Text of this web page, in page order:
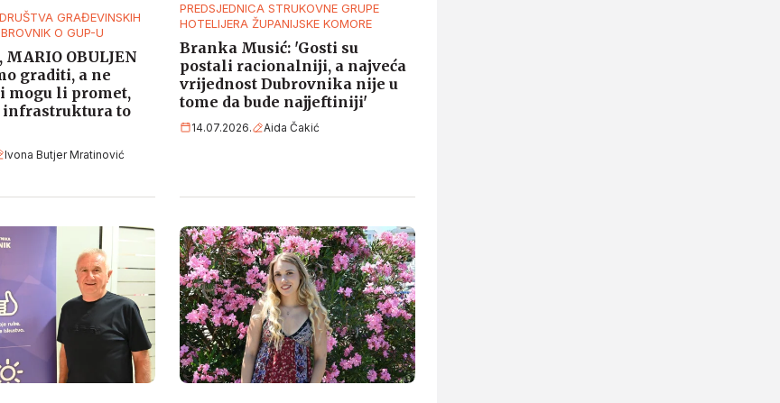
GRAĐEVINSKIH
O GUP-U
MARIO OBULJEN
graditi, a ne
mogu li promet,
infrastruktura to
Ivona Butjer Mratinović
PREDSJEDNICA STRUKOVNE GRUPE
HOTELIJERA ŽUPANIJSKE KOMORE
Branka Musić: 'Gosti su
postali racionalniji, a najveća
vrijednost Dubrovnika nije u
tome da bude najjeftiniji'
14.07.2026. Aida Čakić